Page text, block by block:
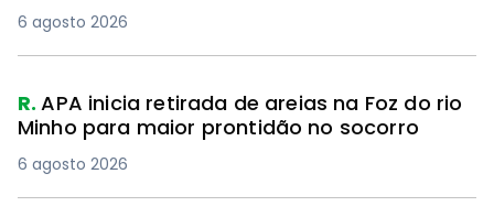
6 agosto 2026
R.APA inicia retirada de areias na Foz do rio
Minho para maior prontidão no socorro
6 agosto 2026